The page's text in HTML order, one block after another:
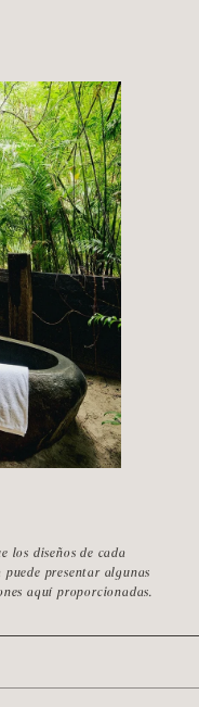
los diseños de cada
presentar algunas
aquí proporcionadas.